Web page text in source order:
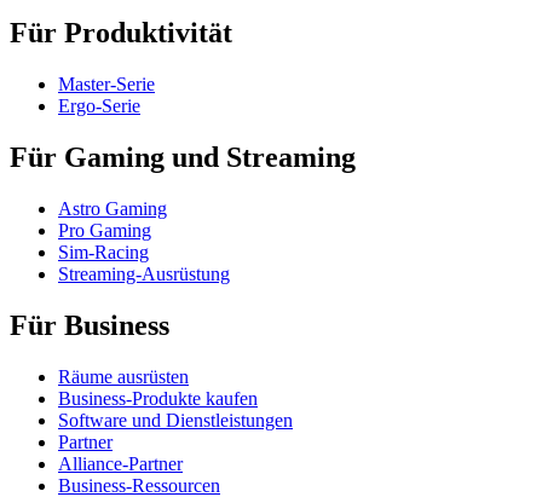
Für Produktivität
Master-Serie
Ergo-Serie
Für Gaming und Streaming
Astro Gaming
Pro Gaming
Sim-Racing
Streaming-Ausrüstung
Für Business
Räume ausrüsten
Business-Produkte kaufen
Software und Dienstleistungen
Partner
Alliance-Partner
Business-Ressourcen